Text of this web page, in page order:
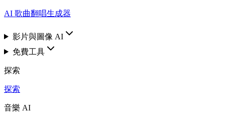
AI 歌曲翻唱生成器
影片與圖像 AI
免費工具
探索
探索
音樂 AI